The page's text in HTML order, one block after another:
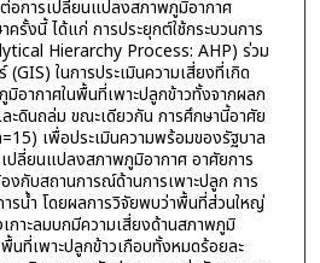
ต่อการเปลี่ยนแปลงสภาพภูมิอากาศ
ครั้งนี้ ได้แก่ การประยุกต์ใช้กระบวนการ
Hierarchy Process: AHP) ร่วม
ในการประเมินความเสี่ยงที่เกิด
อากาศในพื้นที่เพาะปลูกข้าวทั้งจากผลก
ดินถล่ม ขณะเดียวกัน การศึกษานี้อาศัย
เพื่อประเมินความพร้อมของรัฐบาล
ปลี่ยนแปลงสภาพภูมิอากาศ อาศัยการ
งกับสถานการณ์ด้านการเพาะปลูก การ
รน้ำ โดยผลการวิจัยพบว่าพื้นที่ส่วนใหญ่
กาะลมบกมีความเสี่ยงด้านสภาพภูมิ
นที่เพาะปลูกข้าวเกือบทั้งหมดร้อยละ